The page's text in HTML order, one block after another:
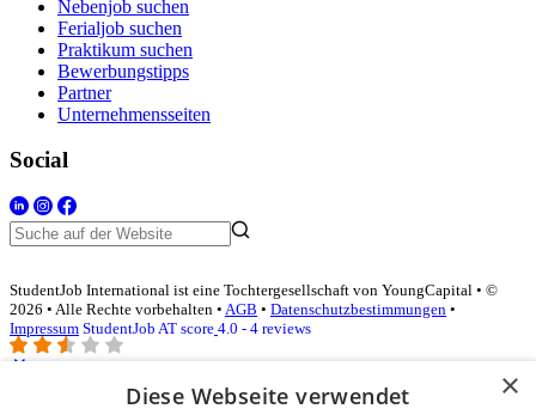
Nebenjob suchen
Ferialjob suchen
Praktikum suchen
Bewerbungstipps
Partner
Unternehmensseiten
Social
StudentJob International ist eine Tochtergesellschaft von YoungCapital • ©
2026 • Alle Rechte vorbehalten • AGB • Datenschutzbestimmungen •
Impressum StudentJob AT score 4.0 - 4 reviews
×
Diese Webseite verwendet